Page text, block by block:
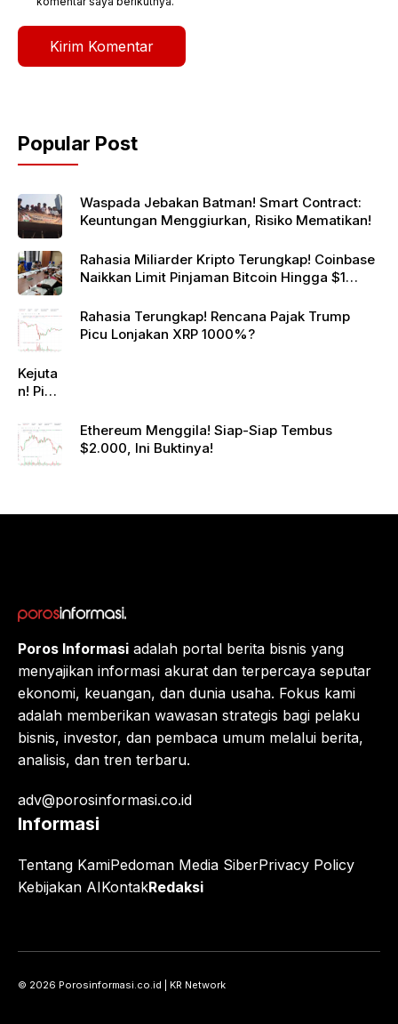
Popular Post
Waspada Jebakan Batman! Smart Contract:
Keuntungan Menggiurkan, Risiko Mematikan!
Rahasia Miliarder Kripto Terungkap! Coinbase
Naikkan Limit Pinjaman Bitcoin Hingga $1
Rahasia Terungkap! Rencana Pajak Trump
Picu Lonjakan XRP 1000%?
Kejuta
n! Pi
rk
Gande
ng
Eropa,
Ethereum Menggila! Siap-Siap Tembus
$2.000, Ini Buktinya!
Poros Informasi adalah portal berita bisnis yang
menyajikan informasi akurat dan terpercaya seputar
ekonomi, keuangan, dan dunia usaha. Fokus kami
adalah memberikan wawasan strategis bagi pelaku
bisnis, investor, dan pembaca umum melalui berita,
analisis, dan tren terbaru.
adv@porosinformasi.co.id
Informasi
Tentang KamiPedoman Media SiberPrivacy Policy
Kebijakan AIKontakRedaksi
© 2026 Porosinformasi.co.id | KR Network